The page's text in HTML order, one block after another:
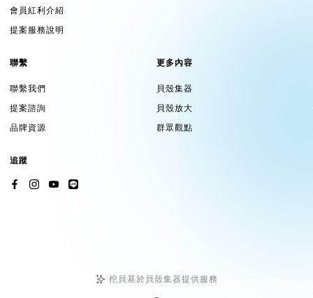
會員紅利介紹
提案服務說明
聯繫
聯繫我們
提案諮詢
品牌資源
更多內容
貝殼集器
貝殼放大
群眾觀點
追蹤
挖貝基於貝殼集器提供服務